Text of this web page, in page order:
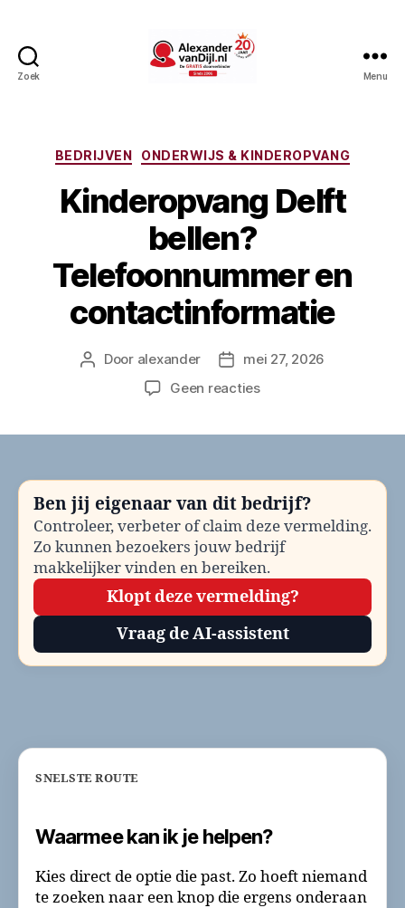
Zoek Menu
Categorieën
BEDRIJVEN ONDERWIJS & KINDEROPVANG
Kinderopvang Delft
bellen?
Telefoonnummer en
contactinformatie
Berichtauteur
Door alexander Berichtdatum
mei 27, 2026
Geen reactiesop
en
contactinformatie
Ben jij eigenaar van dit bedrijf?
Controleer, verbeter of claim deze vermelding.
Zo kunnen bezoekers jouw bedrijf
makkelijker vinden en bereiken.
Klopt deze vermelding?
Vraag de AI-assistent
SNELSTE ROUTE
Waarmee kan ik je helpen?
Kies direct de optie die past. Zo hoeft niemand
te zoeken naar een knop die ergens onderaan